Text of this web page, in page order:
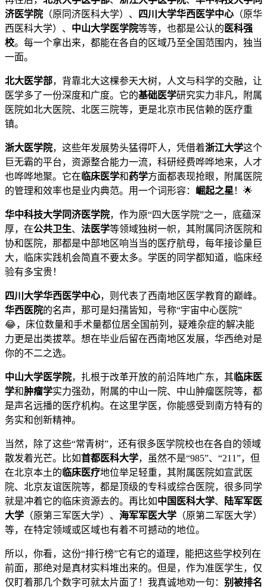
济医学院 （原同济医科大学）、 四川大学华西医学中心 （原华
西医科大学）、 中山大学医学院等等，也都是公认的 医科强
校。每一个拿出来，都能在各自的区域乃至全国范围内，独当
一面。
北大医学部，背靠北大这棵参天大树，人文与科学的交融，让
医学多了一份深度和广度。它的基础医学研究实力非凡，附属
医院如北大医院、北医三院等，更是北京市民信赖的医疗重
镇。
浙大医学院，这些年发展势头猛得吓人，凭借着浙江大学这个
巨无霸的平台，资源整合能力一流，科研经费哗哗地来，人才
也哗哗地聚。它在 临床医学和药学方面都表现抢眼，附属医院
的管理和效率也是业内典范。用一个词形容： 崛起之星 ！🌟
华中科技大学同济医学院，作为原“四大医学院”之一，底蕴深
厚，在公共卫生、 法医学等领域独树一帜，其附属同济医院和
协和医院，那都是中部地区响当当的医疗航母，每年接诊量巨
大，临床实践机会简直不要太多。学医的同学都知道，临床经
验有多宝贵！
四川大学华西医学中心，则代表了西南地区医学教育的巅峰。
华西医院的名声，那可是妇孺皆知，号称“宇宙中心医院”
😂，床位数量和手术量都位居全国前列，疑难杂症的解决能
力更是出类拔萃。想在毕业后留在西南地区发展，华西绝对是
你的不二之选。
中山大学医学院，扎根于改革开放的前沿阵地广东，其 临床医
学和肿瘤学实力强劲，附属的中山一院、中山肿瘤医院等，都
是声名远播的医疗机构。在这里学医，你能感受到南方特有的
务实和创新精神。
当然，除了这些“常青树”，还有很多医学院校也在各自的领域
散发着光芒。比如首都医科大学，虽然不是“985”、“211”，但
在北京本土的 临床医疗地位举足轻重，其附属医院如宣武医
院、北京友谊医院等，都是顶级的专科或综合医院，很多同学
就是冲着它的临床资源去的。再比如中国医科大学、
陆军军医
大学 （原第三军医大学）、 海军军医大学 （原第二军医大学）
等，在特定领域或区域也有着不可撼动的地位。
所以，你看，这份“排行榜”它有它的道理，能把这些学校列在
前面，那绝对是真材实料堆出来的。但是，作为准医学生，仅
仅盯着那几个数字可就太片面了！我真诚地劝一句： 别被排名